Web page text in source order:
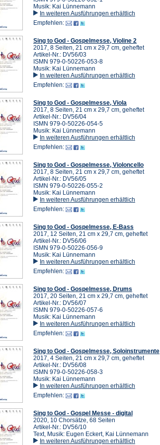
Musik: Kai Lünnemann
In weiteren Ausführungen erhältlich
Empfehlen:
Sing to God - Gospelmesse, Violine 2
2017, 8 Seiten, 21 cm x 29,7 cm, geheftet
Artikel-Nr.: DV56/03
ISMN 979-0-50226-053-8
Musik: Kai Lünnemann
In weiteren Ausführungen erhältlich
Empfehlen:
Sing to God - Gospelmesse, Viola
2017, 8 Seiten, 21 cm x 29,7 cm, geheftet
Artikel-Nr.: DV56/04
ISMN 979-0-50226-054-5
Musik: Kai Lünnemann
In weiteren Ausführungen erhältlich
Empfehlen:
Sing to God - Gospelmesse, Violoncello
2017, 8 Seiten, 21 cm x 29,7 cm, geheftet
Artikel-Nr.: DV56/05
ISMN 979-0-50226-055-2
Musik: Kai Lünnemann
In weiteren Ausführungen erhältlich
Empfehlen:
Sing to God - Gospelmesse, E-Bass
2017, 12 Seiten, 21 cm x 29,7 cm, geheftet
Artikel-Nr.: DV56/06
ISMN 979-0-50226-056-9
Musik: Kai Lünnemann
In weiteren Ausführungen erhältlich
Empfehlen:
Sing to God - Gospelmesse, Drums
2017, 20 Seiten, 21 cm x 29,7 cm, geheftet
Artikel-Nr.: DV56/07
ISMN 979-0-50226-057-6
Musik: Kai Lünnemann
In weiteren Ausführungen erhältlich
Empfehlen:
Sing to God - Gospelmesse, Soloinstrumente
2017, 4 Seiten, 21 cm x 29,7 cm, geheftet
Artikel-Nr.: DV56/08
ISMN 979-0-50226-058-3
Musik: Kai Lünnemann
In weiteren Ausführungen erhältlich
Empfehlen:
Sing to God - Gospel Messe - digital
2020, 10 Chorsätze, 68 Seiten
Artikel-Nr.: DV56/10
Text, Musik: Eugen Eckert, Kai Lünnemann
In weiteren Ausführungen erhältlich